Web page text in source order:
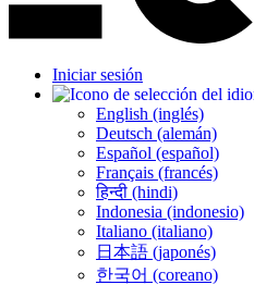
Iniciar sesión
English (inglés)
Deutsch (alemán)
Español (español)
Français (francés)
हिन्दी (hindi)
Indonesia (indonesio)
Italiano (italiano)
日本語 (japonés)
한국어 (coreano)